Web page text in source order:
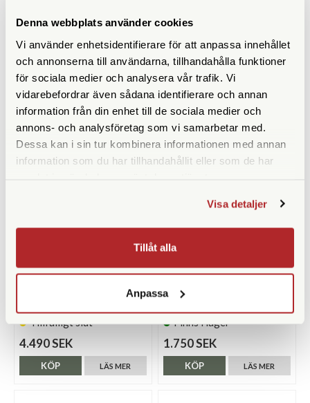
Denna webbplats använder cookies
Vi använder enhetsidentifierare för att anpassa innehållet
och annonserna till användarna, tillhandahålla funktioner
för sociala medier och analysera vår trafik. Vi
vidarebefordrar även sådana identifierare och annan
information från din enhet till de sociala medier och
annons- och analysföretag som vi samarbetar med.
Dessa kan i sin tur kombinera informationen med annan
information som du har tillhandahållit eller som de har
Visa detaljer
Tillåt alla
Anpassa
Polaroid
Polaroid Flip White
Finns i lager
2.649 SEK
LÄS MER
KÖP
Polaroid
Polaroid Now Gen 3 Black
Finns i lager
1.490 SEK
LÄS MER
KÖP
Tillfälligt slut
4.490 SEK
LÄS MER
KÖP
Finns i lager
1.750 SEK
LÄS MER
KÖP